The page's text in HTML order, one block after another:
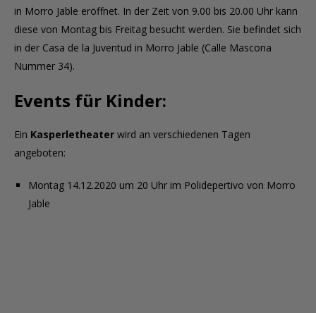
in Morro Jable eröffnet. In der Zeit von 9.00 bis 20.00 Uhr kann
diese von Montag bis Freitag besucht werden. Sie befindet sich
in der Casa de la Juventud in Morro Jable (Calle Mascona
Nummer 34).
Events für Kinder:
Ein Kasperletheater wird an verschiedenen Tagen
angeboten:
Montag 14.12.2020 um 20 Uhr im Polidepertivo von Morro
Jable